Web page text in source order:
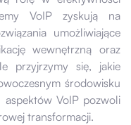
VoIP zyskują na
umożliwiające
wewnętrzną oraz
przyjrzymy się, jakie
środowisku
aspektów VoIP pozwoli
transformacji.